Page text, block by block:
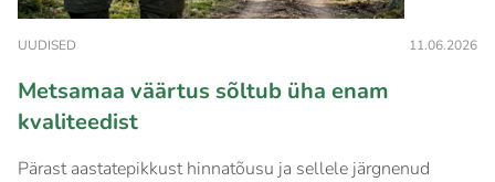
UUDISED 11.06.2026
Metsamaa väärtus sõltub üha enam
kvaliteedist
Pärast aastatepikkust hinnatõusu ja sellele järgnenud